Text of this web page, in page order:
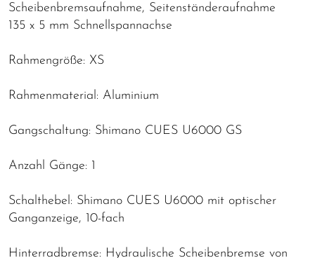
Scheibenbremsaufnahme, Seitenständeraufnahme
135 x 5 mm Schnellspannachse
Rahmengröße: XS
Rahmenmaterial: Aluminium
Gangschaltung: Shimano CUES U6000 GS
Anzahl Gänge: 1
Schalthebel: Shimano CUES U6000 mit optischer
Ganganzeige, 10-fach
Hinterradbremse: Hydraulische Scheibenbremse von